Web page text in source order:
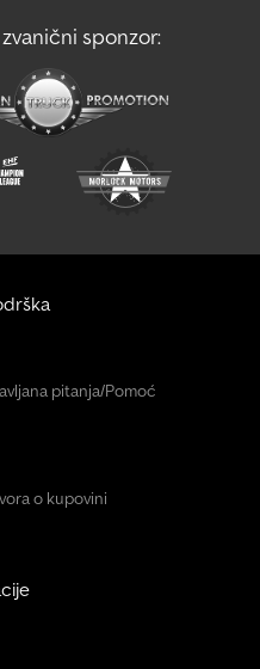
nas i na Ovde takođe možete
opremu prema dogovoru:
8 85084 Rajhertshofen
Sonnenbergstr. 5a 38723
sponzor:
pitanja/Pomoć
o kupovini